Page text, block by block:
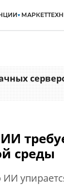
МАРКЕТ
среды